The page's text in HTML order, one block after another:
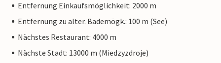
Entfernung Einkaufsmöglichkeit: 2000 m
Entfernung zu alter. Bademögk.: 100 m (See)
Nächstes Restaurant: 4000 m
Nächste Stadt: 13000 m (Miedzyzdroje)